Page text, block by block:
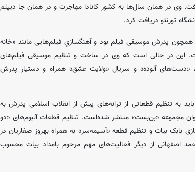
رفت. وی در همان سال‌ها به کشور کانادا مهاجرت و در همان جا دیپلم
تورنتو دریافت کرد.
پدرش موسیقی فیلم بود و آهنگسازیِ فیلم‌هایی مانند «خانه
این در حالی است که وی در ساخت و تنظیم موسیقی فیلم‌های
«دست‌های آلوده» و سریال «ولایت عشق» همراه و دستیار پدرش
به تنظیم قطعاتی از ترانه‌های پیش از انقلاب اسلامی پدرش به
مجموعه «بن‌بست» منتشر شده‌است. تنظیم قطعات آلبوم‌های «دو
بابک بیات و تنظیم قطعه «آسیمه‌سر» به همراه بهروز صفاریان در
اصفهانی از دیگر فعالیت‌های مهم مرحوم بامداد بیات محسوب